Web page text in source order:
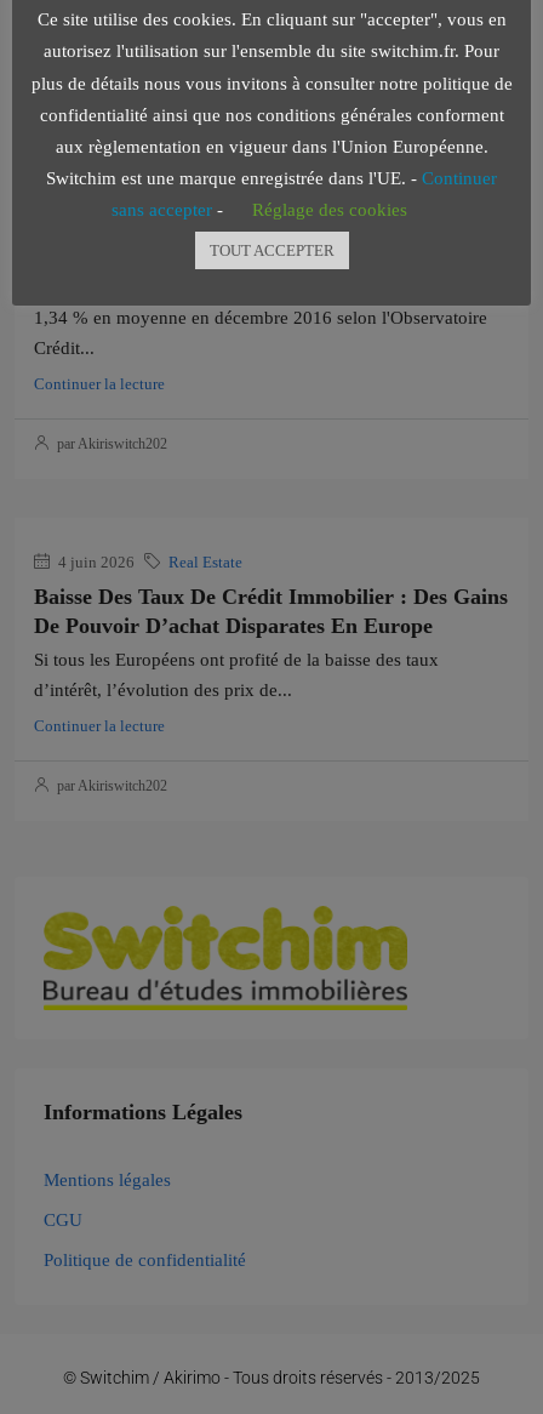
Continuer la lecture
4 juin 2026 Real Estate
Taux De Crédit Immobilier : 2016 Clôture En
1,34 % en moyenne en décembre 2016 selon l'Observatoire
Crédit...
Continuer la lecture
par Akiriswitch202
4 juin 2026 Real Estate
Baisse Des Taux De Crédit Immobilier : Des Gains
De Pouvoir D’achat Disparates En Europe
Si tous les Européens ont profité de la baisse des taux
d’intérêt, l’évolution des prix de...
Continuer la lecture
par Akiriswitch202
Informations Légales
Mentions légales
CGU
Politique de confidentialité
© Switchim / Akirimo - Tous droits réservés - 2013/2025
Ce site utilise des cookies. En cliquant sur "accepter", vous en
autorisez l'utilisation sur l'ensemble du site switchim.fr. Pour
plus de détails nous vous invitons à consulter notre politique de
confidentialité ainsi que nos conditions générales conforment
aux règlementation en vigueur dans l'Union Européenne.
Switchim est une marque enregistrée dans l'UE. - Continuer
sans accepter - Réglage des cookies
TOUT ACCEPTER